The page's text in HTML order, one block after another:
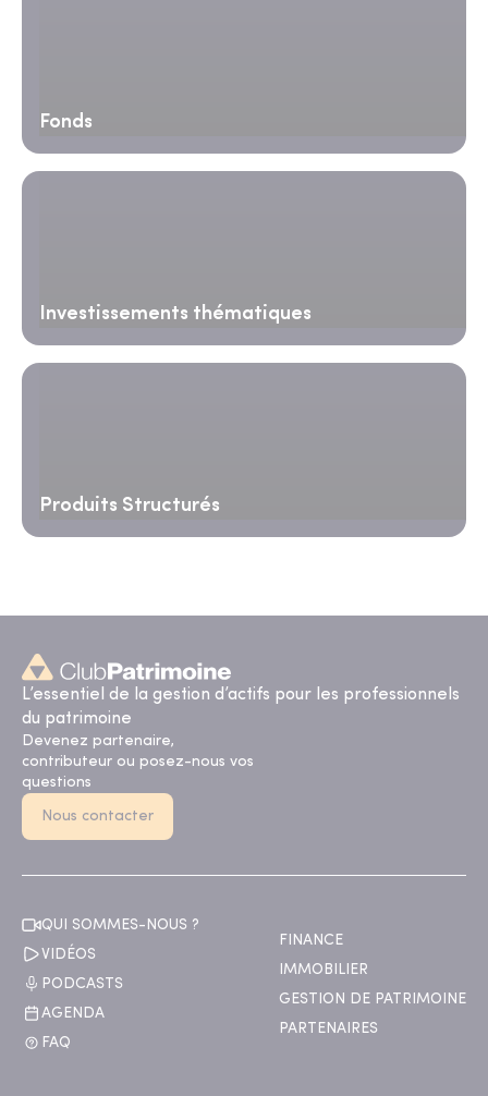
Fonds
Investissements thématiques
Produits Structurés
L’essentiel de la gestion d’actifs pour les professionnels
du patrimoine
Devenez partenaire,
contributeur ou posez-nous vos
questions
Nous contacter
QUI SOMMES-NOUS ?
VIDÉOS
PODCASTS
AGENDA
FAQ
FINANCE
IMMOBILIER
GESTION DE PATRIMOINE
PARTENAIRES